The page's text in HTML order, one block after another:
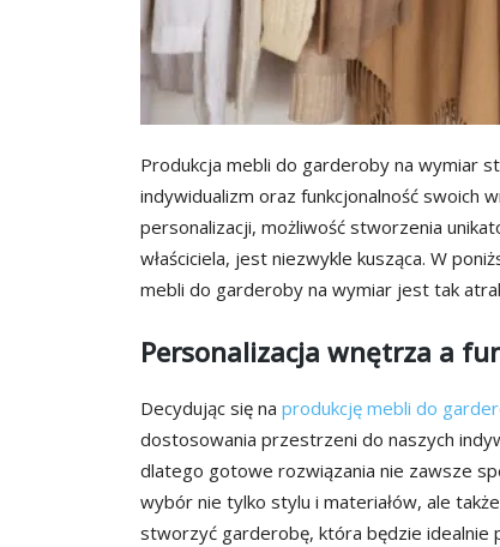
Produkcja mebli do garderoby na wymiar
indywidualizm oraz funkcjonalność swoich
personalizacji, możliwość stworzenia
właściciela, jest niezwykle kusząca. W
mebli do garderoby na wymiar jest tak
Personalizacja wnętrza a
Decydując się na produkcję mebli do
dostosowania przestrzeni do naszych
dlatego gotowe rozwiązania nie zawsze
wybór nie tylko stylu i materiałów, ale
stworzyć garderobę, która będzie idealnie